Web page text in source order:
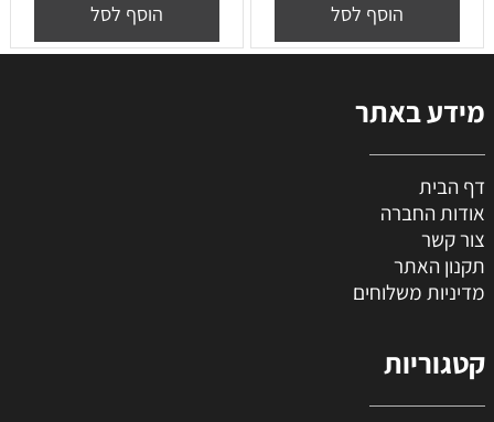
הוסף לסל הוסף לסל
מידע באתר
דף הבית
אודות החברה
צור קשר
תקנון האתר
מדיניות משלוחים
קטגוריות